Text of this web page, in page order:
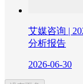
艾媒咨询 |
分析报告
2026-06-30